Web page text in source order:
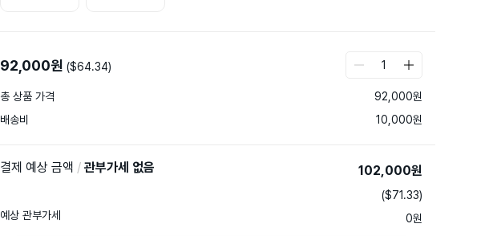
92,000원 ($64.34) 1
총 상품 가격 92,000원
배송비
10,000원
결제 예상 금액 / 관부가세 없음 102,000원
($71.33)
예상 관부가세
0원